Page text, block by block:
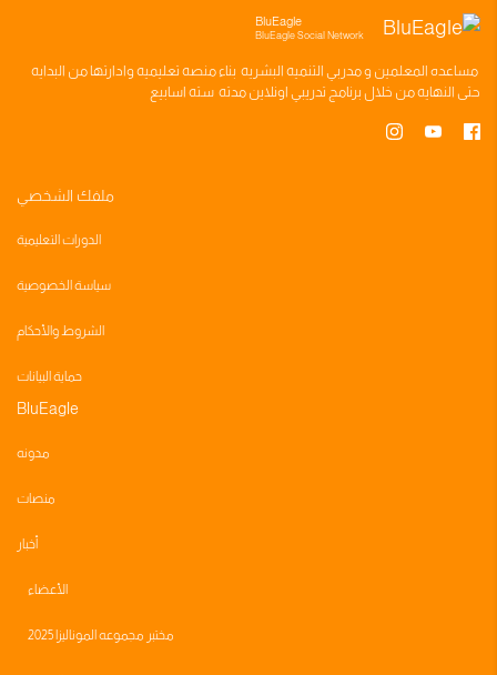
BluEagle
BluEagle Social Network
مساعده المعلمين ومدربي التنميه البشريه بناءمنصه تعليميه وادارتها من البدايه
حتى النهايه من خلال برنامج تدريبي اونلاين مدته سته اسابيع
ملفك الشخصي
الدورات التعليمية
سياسة الخصوصية
الشروط والأحكام
حماية البيانات
BluEagle
مدونه
منصات
أخبار
الأعضاء
مختبر مجموعه الموناليزا 2025